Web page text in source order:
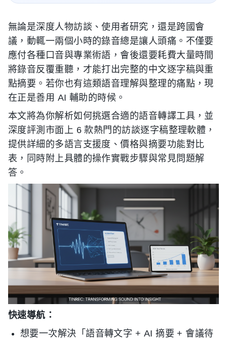
無論是深度人物訪談、使用者研究，還是跨國會
議，動輒一兩個小時的錄音總是讓人頭痛。不僅要
應付各種口音與專業術語，會後還要耗費大量時間
將錄音反覆重聽，才能打出完整的中文逐字稿與重
點摘要。若你也有這類語音理解與整理的痛點，現
在正是善用 AI 輔助的時候。
本文將為你解析如何挑選合適的語音轉譯工具，並
深度評測市面上 6 款熱門的訪談逐字稿整理軟體，
提供詳細的多語言支援度、價格與摘要功能對比
表，同時附上具體的操作實戰步驟與常見問題解
答。
快速導航：
想要一次解決「語音轉文字 + AI 摘要 + 會議待